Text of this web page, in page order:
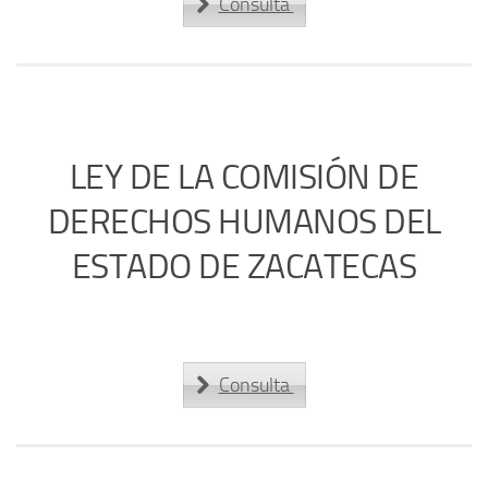
LEY DE LA COMISIÓN DE
DERECHOS HUMANOS DEL
ESTADO DE ZACATECAS
Consulta